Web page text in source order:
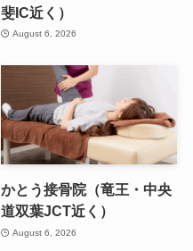
斐IC近く）
August 6, 2026
かとう接骨院（竜王・中央
道双葉JCT近く）
August 6, 2026